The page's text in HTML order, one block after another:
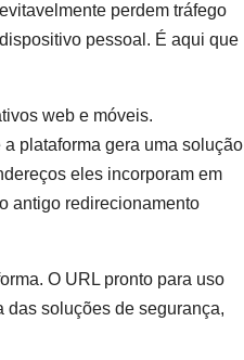
perdem tráfego
pessoal. É aqui que
web e móveis.
plataforma gera uma solução
eles incorporam em
antigo redirecionamento
O URL pronto para uso
das soluções de segurança,